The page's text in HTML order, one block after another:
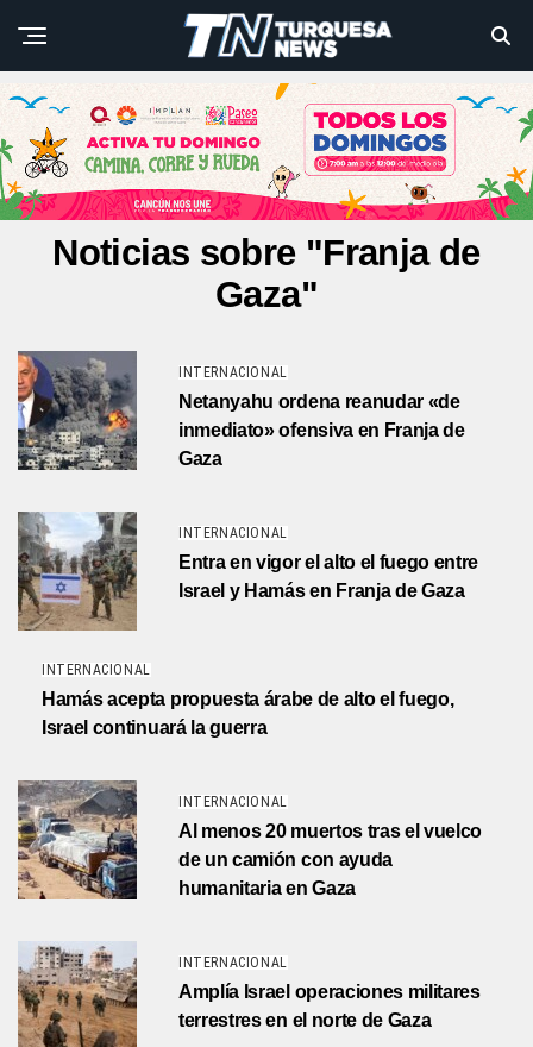
Noticias sobre "Franja de
Gaza"
INTERNACIONAL
Netanyahu ordena reanudar «de
inmediato» ofensiva en Franja de
Gaza
INTERNACIONAL
Entra en vigor el alto el fuego entre
Israel y Hamás en Franja de Gaza
INTERNACIONAL
Hamás acepta propuesta árabe de alto el fuego,
Israel continuará la guerra
INTERNACIONAL
Al menos 20 muertos tras el vuelco
de un camión con ayuda
humanitaria en Gaza
INTERNACIONAL
Amplía Israel operaciones militares
terrestres en el norte de Gaza